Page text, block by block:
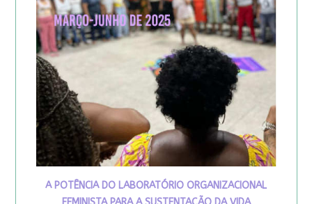
A POTÊNCIA DO LABORATÓRIO ORGANIZACIONAL